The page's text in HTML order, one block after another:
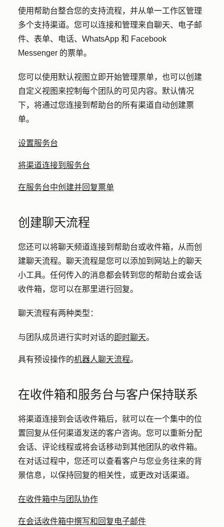
使用帮助台整合您的支持流程，并从单一工作区管理
多个支持渠道。您可以连接和管理来自聊天、电子邮
件、表单、电话、WhatsApp 和 Facebook
Messenger 的票单。
您可以使用默认视图立即开始管理票单，也可以创建
自定义视图来控制每个团队的可见内容。默认情况
下，将通过您连接到帮助台的所有渠道自动创建票
单。
设置服务台
将渠道连接到服务台
在服务台中创建并回复票单
创建聊天流程
您还可以将聊天频道连接到帮助台或收件箱，从而创
建聊天流程。聊天流程是您可以添加到网站上的聊天
小工具。任何传入的消息都会转到您的帮助台或会话
收件箱，您可以在那里进行回复。
聊天流程有两种类型：
与团队成员进行实时对话的 即时聊天。
具有预设操作的机器人聊天流程。
在收件箱和服务台与客户保持联系
将渠道连接到会话收件箱后，就可以在一个集中的位
置回复从任何渠道发送的客户咨询。您可以重新分配
会话、评论线程或将会话移动到其他团队的收件箱。
在对话过程中，您还可以查看客户与您业务往来的背
景信息，以保持回复的相关性，或更改对话渠道。
在收件箱中与团队协作
在会话收件箱中撰写和回复电子邮件